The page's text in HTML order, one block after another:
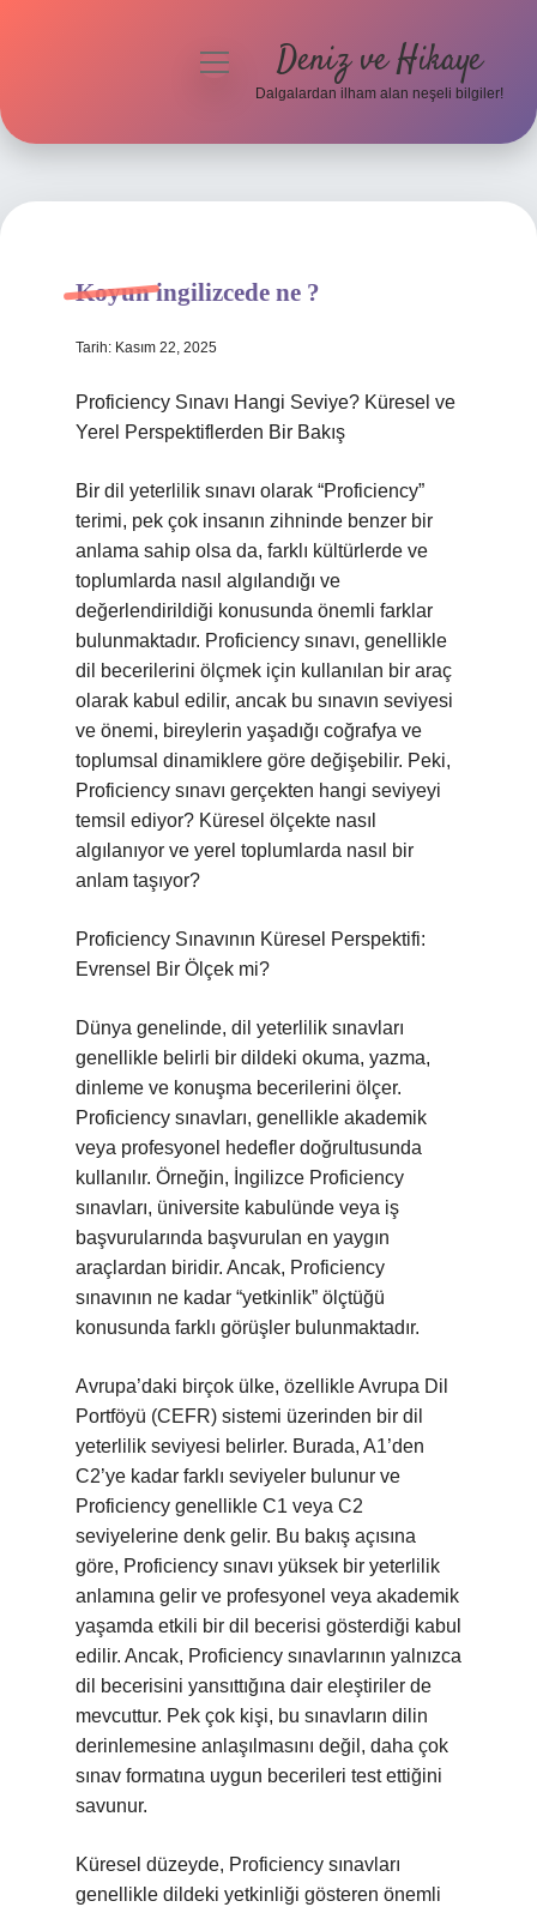
Hakkımızda
menüyü
Deniz ve Hikaye
Dalgalardan ilham alan neşeli bilgiler!
Koyun ingilizcede ne ?
Tarih: Kasım 22, 2025
Proficiency Sınavı Hangi Seviye? Küresel ve
Yerel Perspektiflerden Bir Bakış
Bir dil yeterlilik sınavı olarak “Proficiency”
terimi, pek çok insanın zihninde benzer bir
anlama sahip olsa da, farklı kültürlerde ve
toplumlarda nasıl algılandığı ve
değerlendirildiği konusunda önemli farklar
bulunmaktadır. Proficiency sınavı, genellikle
dil becerilerini ölçmek için kullanılan bir araç
olarak kabul edilir, ancak bu sınavın seviyesi
ve önemi, bireylerin yaşadığı coğrafya ve
toplumsal dinamiklere göre değişebilir. Peki,
Proficiency sınavı gerçekten hangi seviyeyi
temsil ediyor? Küresel ölçekte nasıl
algılanıyor ve yerel toplumlarda nasıl bir
anlam taşıyor?
Proficiency Sınavının Küresel Perspektifi:
Evrensel Bir Ölçek mi?
Dünya genelinde, dil yeterlilik sınavları
genellikle belirli bir dildeki okuma, yazma,
dinleme ve konuşma becerilerini ölçer.
Proficiency sınavları, genellikle akademik
veya profesyonel hedefler doğrultusunda
kullanılır. Örneğin, İngilizce Proficiency
sınavları, üniversite kabulünde veya iş
başvurularında başvurulan en yaygın
araçlardan biridir. Ancak, Proficiency
sınavının ne kadar “yetkinlik” ölçtüğü
konusunda farklı görüşler bulunmaktadır.
Avrupa’daki birçok ülke, özellikle Avrupa Dil
Portföyü (CEFR) sistemi üzerinden bir dil
yeterlilik seviyesi belirler. Burada, A1’den
C2’ye kadar farklı seviyeler bulunur ve
Proficiency genellikle C1 veya C2
seviyelerine denk gelir. Bu bakış açısına
göre, Proficiency sınavı yüksek bir yeterlilik
anlamına gelir ve profesyonel veya akademik
yaşamda etkili bir dil becerisi gösterdiği kabul
edilir. Ancak, Proficiency sınavlarının yalnızca
dil becerisini yansıttığına dair eleştiriler de
mevcuttur. Pek çok kişi, bu sınavların dilin
derinlemesine anlaşılmasını değil, daha çok
sınav formatına uygun becerileri test ettiğini
savunur.
Küresel düzeyde, Proficiency sınavları
genellikle dildeki yetkinliği gösteren önemli